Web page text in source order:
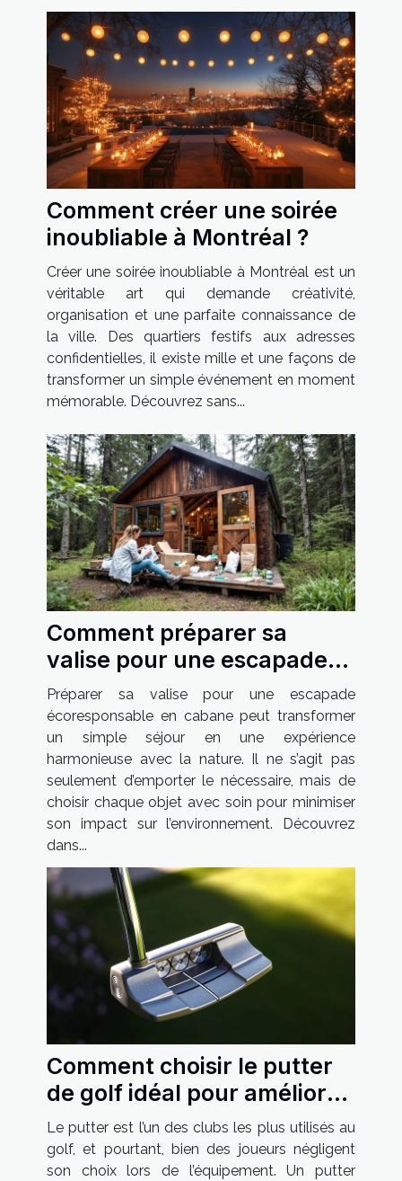
Comment créer une soirée
inoubliable à Montréal ?
Créer une soirée inoubliable à Montréal est un
véritable art qui demande créativité,
organisation et une parfaite connaissance de
la ville. Des quartiers festifs aux adresses
confidentielles, il existe mille et une façons de
transformer un simple événement en moment
mémorable. Découvrez sans...
Comment préparer sa
valise pour une escapade
écoresponsable en cabane
?
Préparer sa valise pour une escapade
écoresponsable en cabane peut transformer
un simple séjour en une expérience
harmonieuse avec la nature. Il ne s’agit pas
seulement d’emporter le nécessaire, mais de
choisir chaque objet avec soin pour minimiser
son impact sur l’environnement. Découvrez
dans...
Comment choisir le putter
de golf idéal pour améliorer
votre jeu ?
Le putter est l’un des clubs les plus utilisés au
golf, et pourtant, bien des joueurs négligent
son choix lors de l’équipement. Un putter